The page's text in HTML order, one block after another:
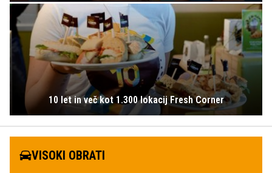
10 let in več kot 1.300 lokacij Fresh Corner
VISOKI OBRATI